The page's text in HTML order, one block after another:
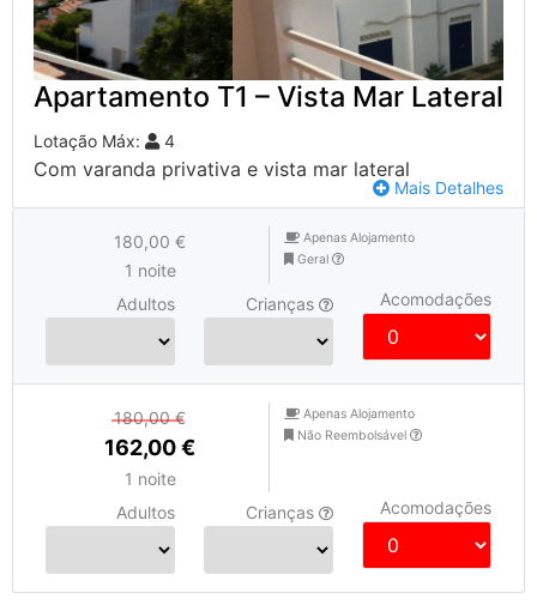
Apartamento T1 – Vista Mar Lateral
Lotação Máx: 4
Com varanda privativa e vista mar lateral
Mais Detalhes
180,00 €
1 noite
Apenas Alojamento
Geral
Adultos Crianças Acomodações
180,00 €
162,00 €
1 noite
Apenas Alojamento
Não Reembolsável
Adultos Crianças Acomodações